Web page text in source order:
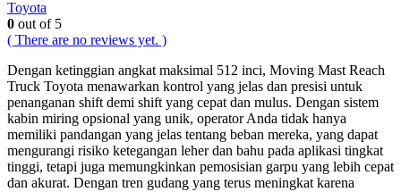
Toyota
0 out of 5
( There are no reviews yet. )
Dengan ketinggian angkat maksimal 512 inci, Moving Mast Reach
Truck Toyota menawarkan kontrol yang jelas dan presisi untuk
penanganan shift demi shift yang cepat dan mulus. Dengan sistem
kabin miring opsional yang unik, operator Anda tidak hanya
memiliki pandangan yang jelas tentang beban mereka, yang dapat
mengurangi risiko ketegangan leher dan bahu pada aplikasi tingkat
tinggi, tetapi juga memungkinkan pemosisian garpu yang lebih cepat
dan akurat. Dengan tren gudang yang terus meningkat karena